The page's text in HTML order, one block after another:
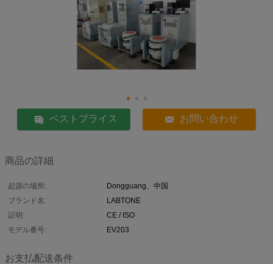
ベストプライス お問い合わせ
商品の詳細
起源の場所:
Dongguang、中国
ブランド名:
LABTONE
証明:
CE / ISO
モデル番号:
EV203
お支払配送条件